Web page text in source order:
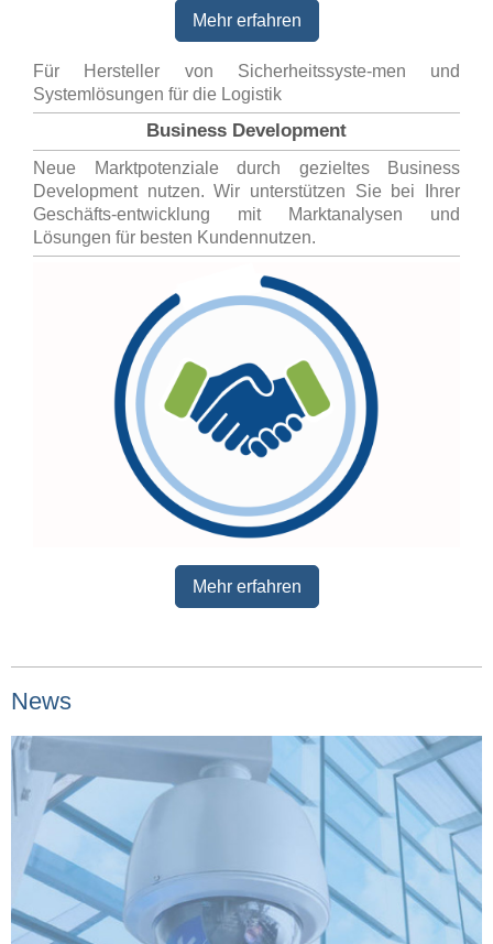
Mehr erfahren
Für Hersteller von Sicherheitssyste-men und
Systemlösungen für die Logistik
Business Development
Neue Marktpotenziale durch gezieltes Business
Development nutzen. Wir unterstützen Sie bei Ihrer
Geschäfts-entwicklung mit Marktanalysen und
Lösungen für besten Kundennutzen.
Mehr erfahren
News